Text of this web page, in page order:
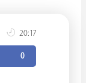
20:17
0